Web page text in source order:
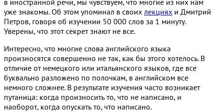
уже знакомы. Об этом упоминал в своих лекциях и Дмитрий
Петров, говоря об изучении 50 000 слов за 1 минуту.
Уверены, что этот секрет знают не все.
Интересно, что многие слова английского языка
произносятся совершенно не так, как бы этого хотелось. В
отличие от немецкого или итальянского языков, где все
буквально разложено по полочкам, в английском все
немного сложнее. В результате изучения часто возникает
путаница: когда произносить то, что не написано, и
наоборот, когда опускать то, что написано.